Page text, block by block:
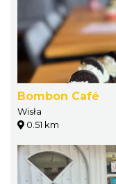
Bombon Café
Wisła
0.51 km